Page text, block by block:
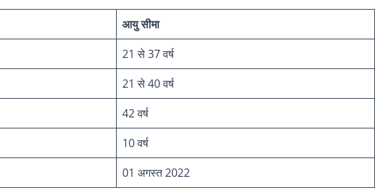
आयु सीमा
21 से 37 वर्ष
21 से 40 वर्ष
42 वर्ष
10 वर्ष
01 अगस्त 2022